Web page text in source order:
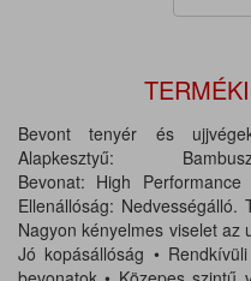
Bevont tenyér és
Alapkesztyű: Bambusz-
Bevonat: High
Ellenállóság: Nedvességálló.
Nagyon kényelmes viselet az
Jó kopásállóság •